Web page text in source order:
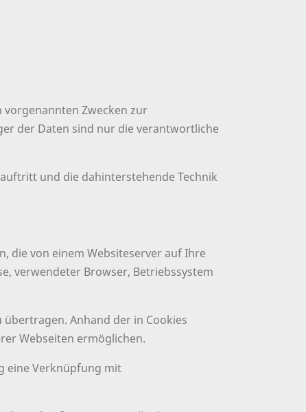
Zwecken zur
der Daten sind nur die verantwortliche
und die dahinterstehende Technik
die von einem Websiteserver auf Ihre
verwendeter Browser, Betriebssystem
Anhand der in Cookies
Webseiten ermöglichen.
eine Verknüpfung mit